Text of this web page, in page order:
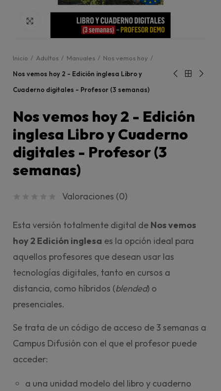
Click para agrandar
Inicio Adultos Manuales
Nos vemos hoy
Nos vemos hoy 2 - Edición inglesa Libro y
Cuaderno digitales - Profesor (3 semanas)
Nos vemos hoy 2 - Edición
inglesa Libro y Cuaderno
digitales - Profesor (3
semanas)
Valoraciones (0)
Esta versión totalmente digital de Nos vemos
hoy 2 Edición inglesa es la opción ideal para
aquellos profesores que desean usar las
tecnologías digitales, tanto en cursos a
distancia, como híbridos (blended) o
presenciales.
Se trata de un código de acceso de 3 semanas a
Campus Difusión con el que el profesor puede
acceder:
a una unidad modelo del libro y cuaderno